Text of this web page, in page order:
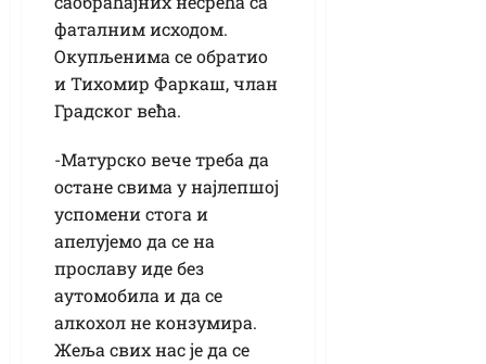
фаталним исходом.
Окупљенима се обратио
и Тихомир Фаркаш, члан
Градског већа.
-Матурско вече треба да
остане свима у најлепшој
успомени стога и
апелујемо да се на
прославу иде без
аутомобила и да се
алкохол не конзумира.
Жеља свих нас је да се